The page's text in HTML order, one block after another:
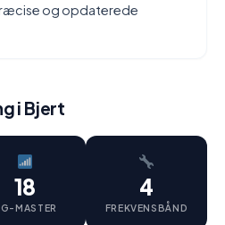
og opdaterede
i Bjert
18
MASTER
4
FREKVENSBÅND